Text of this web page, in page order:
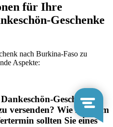
für Ihre
Geschenke
nach Burkina-Faso zu
Aspekte:
Geschenke
versenden? Wie lange im
sollten Sie eines